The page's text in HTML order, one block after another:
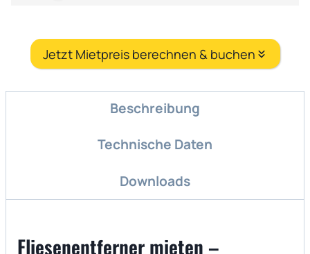
Jetzt Mietpreis berechnen & buchen
Beschreibung
Technische Daten
Downloads
Fliesenentferner mieten –